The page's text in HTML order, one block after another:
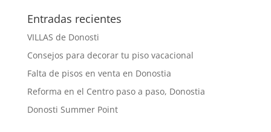
Entradas recientes
VILLAS de Donosti
Consejos para decorar tu piso vacacional
Falta de pisos en venta en Donostia
Reforma en el Centro paso a paso, Donostia
Donosti Summer Point